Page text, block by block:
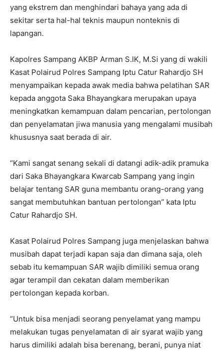
yang ekstrem dan menghindari bahaya yang ada di
sekitar serta hal-hal teknis maupun nonteknis di
lapangan.
Kapolres Sampang AKBP Arman S.IK, M.Si yang di wakili
Kasat Polairud Polres Sampang Iptu Catur Rahardjo SH
menyampaikan kepada awak media bahwa pelatihan SAR
kepada anggota Saka Bhayangkara merupakan upaya
meningkatkan kemampuan dalam pencarian, pertolongan
dan penyelamatan jiwa manusia yang mengalami musibah
khususnya saat berada di air.
“Kami sangat senang sekali di datangi adik-adik pramuka
dari Saka Bhayangkara Kwarcab Sampang yang ingin
belajar tentang SAR guna membantu orang-orang yang
sangat membutuhkan bantuan pertolongan” kata Iptu
Catur Rahardjo SH.
Kasat Polairud Polres Sampang juga menjelaskan bahwa
musibah dapat terjadi kapan saja dan dimana saja, oleh
sebab itu kemampuan SAR wajib dimiliki semua orang
agar terampil dan cekatan dalam memberikan
pertolongan kepada korban.
“Untuk bisa menjadi seorang penyelamat yang mampu
melakukan tugas penyelamatan di air syarat wajib yang
harus dimiliki adalah bisa berenang, berani, punya niat